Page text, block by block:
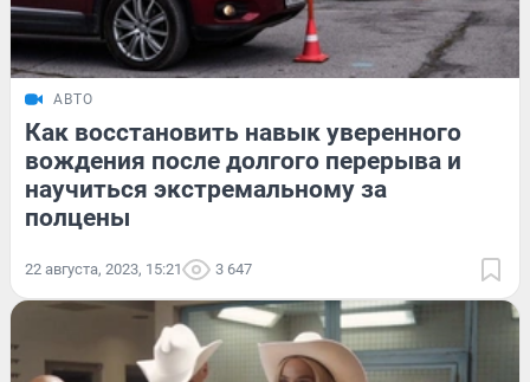
АВТО
Как восстановить навык уверенного
вождения после долгого перерыва и
научиться экстремальному за
полцены
22 августа, 2023, 15:21 3 647